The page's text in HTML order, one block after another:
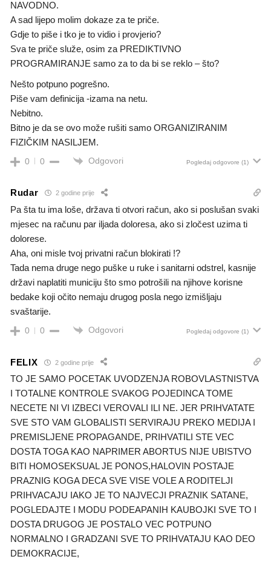
NAVODNO.
A sad lijepo molim dokaze za te priče.
Gdje to piše i tko je to vidio i provjerio?
Sva te priče služe, osim za PREDIKTIVNO
PROGRAMIRANJE samo za to da bi se reklo – što?
Nešto potpuno pogrešno.
Piše vam definicija -izama na netu.
Nebitno.
Bitno je da se ovo može rušiti samo ORGANIZIRANIM
FIZIČKIM NASILJEM.
0 0 Odgovori Pogledaj odgovore (1)
Rudar 2 godine prije
Pa šta tu ima loše, država ti otvori račun, ako si poslušan svaki
mjesec na računu par iljada doloresa, ako si zločest uzima ti
dolorese.
Aha, oni misle tvoj privatni račun blokirati !?
Tada nema druge nego puške u ruke i sanitarni odstrel, kasnije
državi naplatiti municiju što smo potrošili na njihove korisne
bedake koji očito nemaju drugog posla nego izmišljaju
svaštarije.
0 0 Odgovori Pogledaj odgovore (1)
FELIX 2 godine prije
TO JE SAMO POCETAK UVODZENJA ROBOVLASTNISTVA
I TOTALNE KONTROLE SVAKOG POJEDINCA TOME
NECETE NI VI IZBECI VEROVALI ILI NE. JER PRIHVATATE
SVE STO VAM GLOBALISTI SERVIRAJU PREKO MEDIJA I
PREMISLJENE PROPAGANDE, PRIHVATILI STE VEC
DOSTA TOGA KAO NAPRIMER ABORTUS NIJE UBISTVO
BITI HOMOSEKSUAL JE PONOS,HALOVIN POSTAJE
PRAZNIG KOGA DECA SVE VISE VOLE A RODITELJI
PRIHVACAJU IAKO JE TO NAJVECJI PRAZNIK SATANE,
POGLEDAJTE I MODU PODEAPANIH KAUBOJKI SVE TO I
DOSTA DRUGOG JE POSTALO VEC POTPUNO
NORMALNO I GRADZANI SVE TO PRIHVATAJU KAO DEO
DEMOKRACIJE,